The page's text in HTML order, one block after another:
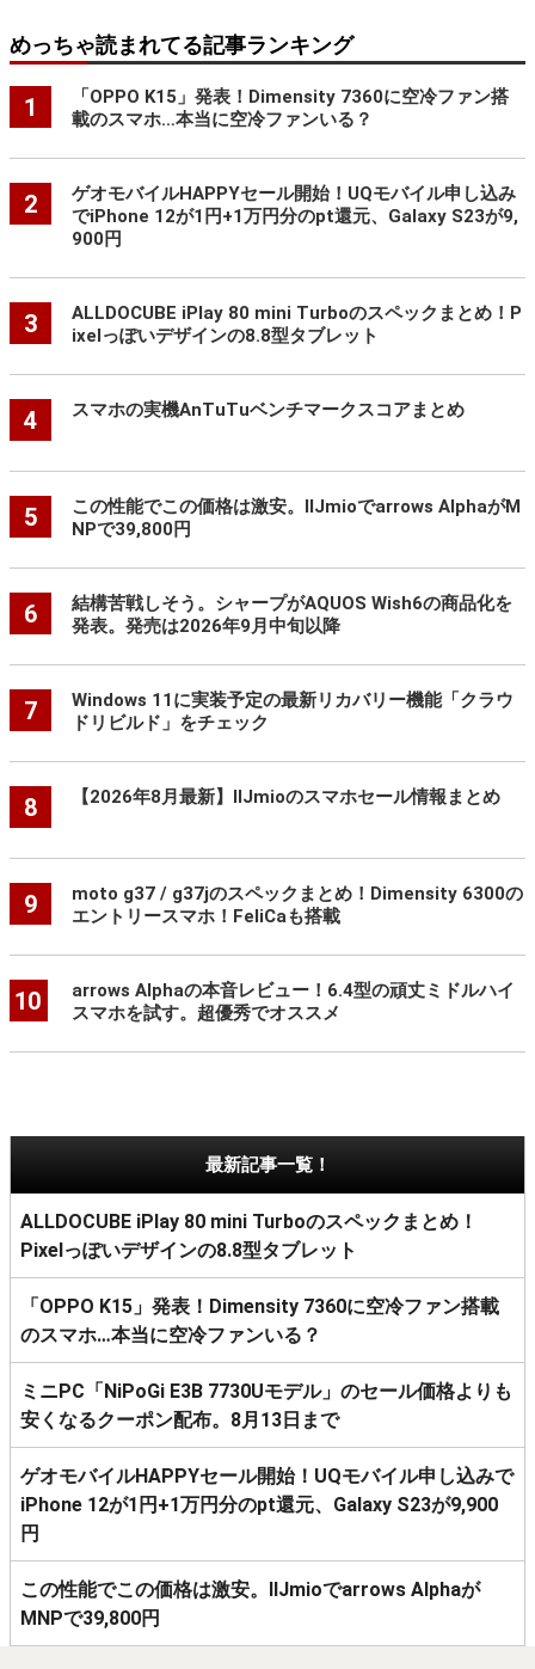
めっちゃ読まれてる記事ランキング
1
「OPPO K15」発表！Dimensity 7360に空冷ファン搭
載のスマホ…本当に空冷ファンいる？
2
ゲオモバイルHAPPYセール開始！UQモバイル申し込み
でiPhone 12が1円+1万円分のpt還元、Galaxy S23が9,
900円
3
ALLDOCUBE iPlay 80 mini Turboのスペックまとめ！P
ixelっぽいデザインの8.8型タブレット
4 スマホの実機AnTuTuベンチマークスコアまとめ
5
この性能でこの価格は激安。IIJmioでarrows AlphaがM
NPで39,800円
6
結構苦戦しそう。シャープがAQUOS Wish6の商品化を
発表。発売は2026年9月中旬以降
7
Windows 11に実装予定の最新リカバリー機能「クラウ
ドリビルド」をチェック
8 【2026年8月最新】IIJmioのスマホセール情報まとめ
9
moto g37 / g37jのスペックまとめ！Dimensity 6300の
エントリースマホ！FeliCaも搭載
10
arrows Alphaの本音レビュー！6.4型の頑丈ミドルハイ
スマホを試す。超優秀でオススメ
最新記事一覧！
ALLDOCUBE iPlay 80 mini Turboのスペックまとめ！
Pixelっぽいデザインの8.8型タブレット
「OPPO K15」発表！Dimensity 7360に空冷ファン搭載
のスマホ…本当に空冷ファンいる？
ミニPC「NiPoGi E3B 7730Uモデル」のセール価格よりも
安くなるクーポン配布。8月13日まで
ゲオモバイルHAPPYセール開始！UQモバイル申し込みで
iPhone 12が1円+1万円分のpt還元、Galaxy S23が9,900
円
この性能でこの価格は激安。IIJmioでarrows Alphaが
MNPで39,800円